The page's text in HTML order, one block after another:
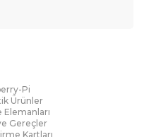
Pi
Ürünler
Elemanları
Gereçler
Kartları